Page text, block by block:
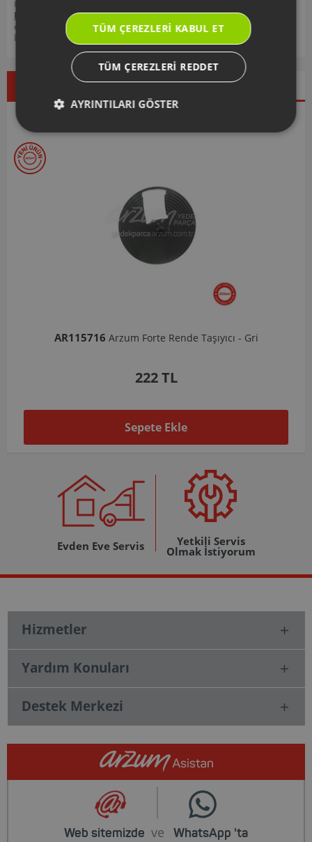
Ürününüz ile ilgili kullanım kılavuzu ve kullanım detayları için
https://destek.arzum.com.tr/Arzum Destek Sitemizi ziyaret
edebilir, ürünlerinizi ekleyip, yedek parça ve garanti bilgilerine
kolayca erişebilirsiniz.
İndirimdekiler Yeni Ürünler
AR103206Arzum Shake'N Take Doğrayıcı Hazne 570 Ml-Koyu Gri
1.037 TL
Sepete Ekle
Evden Eve Servis Yetkili Servis
Olmak İstiyorum
Hizmetler
Yardım Konuları
Destek Merkezi
Web sitemizde ve WhatsApp 'ta
TÜM ÇEREZLERI KABUL ET
TÜM ÇEREZLERI REDDET
AYRINTILARI GÖSTER